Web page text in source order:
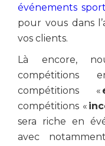
événements
pour vous dans
vos clients.
Là encore,
compétitions
compétitions «
compétitions «
sera riche en
avec